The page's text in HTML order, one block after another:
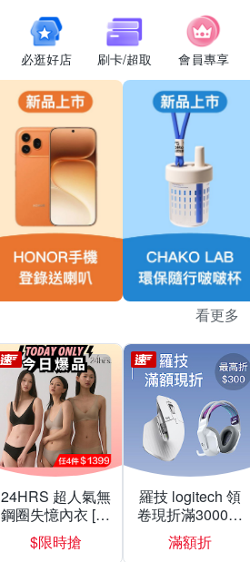
必逛好店 刷卡/超取 會員專享
看更多
24HRS 超人氣無
鋼圈失憶內衣 [熱
銷好評]
$限時搶
羅技 logitech 領
卷現折滿3000折
300
滿額折